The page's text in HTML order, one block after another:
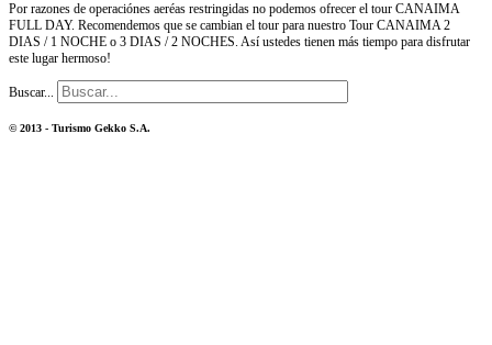
Por razones de operaciónes aeréas restringidas no podemos ofrecer el tour CANAIMA
FULL DAY. Recomendemos que se cambian el tour para nuestro Tour CANAIMA 2
DIAS / 1 NOCHE o 3 DIAS / 2 NOCHES. Así ustedes tienen más tiempo para disfrutar
este lugar hermoso!
Buscar...
© 2013 - Turismo Gekko S.A.